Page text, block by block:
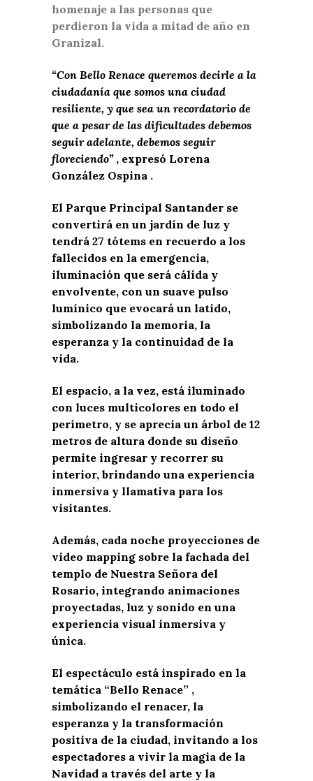
homenaje a las personas que
perdieron la vida a mitad de año en
Granizal.
“Con Bello Renace queremos decirle a la
ciudadanía que somos una ciudad
resiliente, y que sea un recordatorio de
que a pesar de las dificultades debemos
seguir adelante, debemos seguir
floreciendo” , expresó Lorena
González Ospina .
El Parque Principal Santander se
convertirá en un jardín de luz y
tendrá 27 tótems en recuerdo a los
fallecidos en la emergencia,
iluminación que será cálida y
envolvente, con un suave pulso
lumínico que evocará un latido,
simbolizando la memoria, la
esperanza y la continuidad de la
vida.
El espacio, a la vez, está iluminado
con luces multicolores en todo el
perímetro, y se aprecia un árbol de 12
metros de altura donde su diseño
permite ingresar y recorrer su
interior, brindando una experiencia
inmersiva y llamativa para los
visitantes.
Además, cada noche proyecciones de
video mapping sobre la fachada del
templo de Nuestra Señora del
Rosario, integrando animaciones
proyectadas, luz y sonido en una
experiencia visual inmersiva y
única.
El espectáculo está inspirado en la
temática “Bello Renace” ,
simbolizando el renacer, la
esperanza y la transformación
positiva de la ciudad, invitando a los
espectadores a vivir la magia de la
Navidad a través del arte y la